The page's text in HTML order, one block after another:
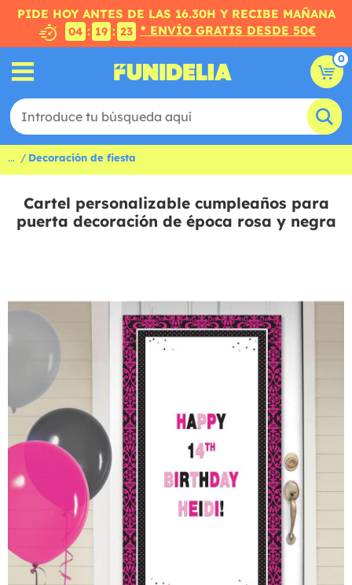
PIDE HOY ANTES DE LAS 16.30H Y RECIBE MAÑANA
04 : 19 : 22 * ENVÍO GRATIS DESDE 50€
0
... Decoración de fiesta
Cartel personalizable cumpleaños para
puerta decoración de época rosa y negra